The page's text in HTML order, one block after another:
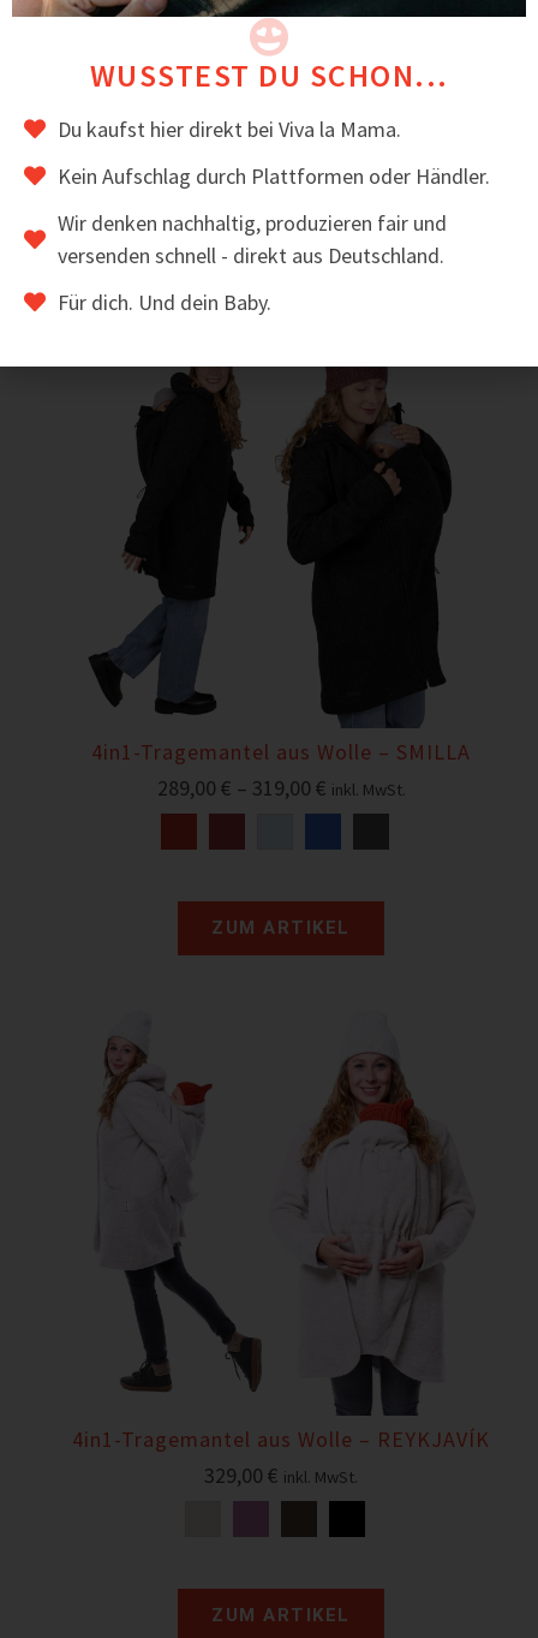
⭐ Mamas schätzen an PEVE besonders, dass er als
Soloweste, aber auch als Layer unter Jacken super
funktioniert.
Das könnte dir auch gefallen
4in1-Tragemantel aus Wolle – SMILLA
289,00 € – 319,00 € inkl. MwSt.
ZUM ARTIKEL
4in1-Tragemantel aus Wolle – REYKJAVÍK
329,00 € inkl. MwSt.
ZUM ARTIKEL
WUSSTEST DU SCHON...
Du kaufst hier direkt bei Viva la Mama.
Kein Aufschlag durch Plattformen oder Händler.
Wir denken nachhaltig, produzieren fair und
versenden schnell - direkt aus Deutschland.
Für dich. Und dein Baby.